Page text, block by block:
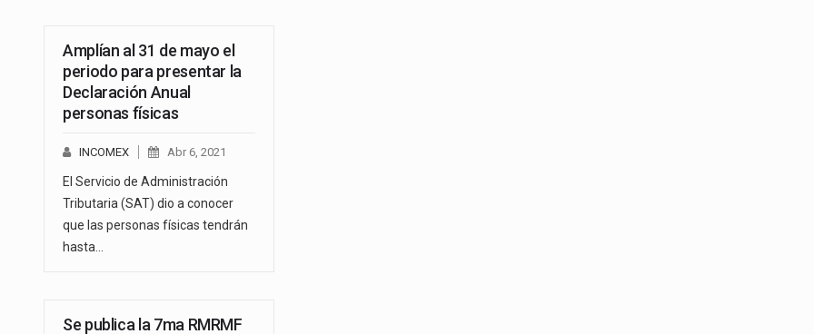
Amplían al 31 de mayo el
periodo para presentar la
Declaración Anual
personas físicas
INCOMEX Abr 6, 2021
El Servicio de Administración
Tributaria (SAT) dio a conocer
que las personas físicas tendrán
hasta…
Se publica la 7ma RMRMF